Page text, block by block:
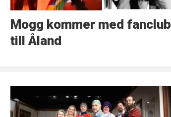
Mogg kommer med fanclub
till Åland